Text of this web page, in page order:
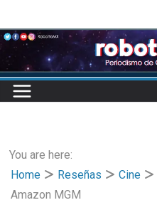
to
content
You are here:
Home
Reseñas Cine
Amazon MGM